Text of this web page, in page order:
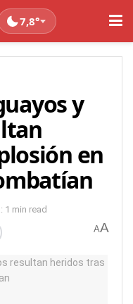
7,8°
y
en
1 min read
AA